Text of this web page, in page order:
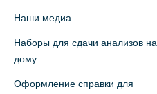
Наши медиа
Наборы для сдачи анализов на
дому
Оформление справки для